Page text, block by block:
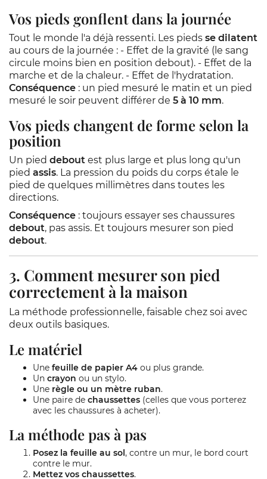
Vos pieds gonflent dans la journée
Tout le monde l'a déjà ressenti. Les pieds se dilatent
au cours de la journée : - Effet de la gravité (le sang
circule moins bien en position debout). - Effet de la
marche et de la chaleur. - Effet de l'hydratation.
Conséquence : un pied mesuré le matin et un pied
mesuré le soir peuvent différer de 5 à 10 mm.
Vos pieds changent de forme selon la
position
Un pied debout est plus large et plus long qu'un
pied assis. La pression du poids du corps étale le
pied de quelques millimètres dans toutes les
directions.
Conséquence : toujours essayer ses chaussures
debout, pas assis. Et toujours mesurer son pied
debout.
3. Comment mesurer son pied
correctement à la maison
La méthode professionnelle, faisable chez soi avec
deux outils basiques.
Le matériel
Une feuille de papier A4 ou plus grande.
Un crayon ou un stylo.
Une règle ou un mètre ruban.
Une paire de chaussettes (celles que vous porterez
avec les chaussures à acheter).
La méthode pas à pas
Posez la feuille au sol, contre un mur, le bord court
contre le mur.
Mettez vos chaussettes.